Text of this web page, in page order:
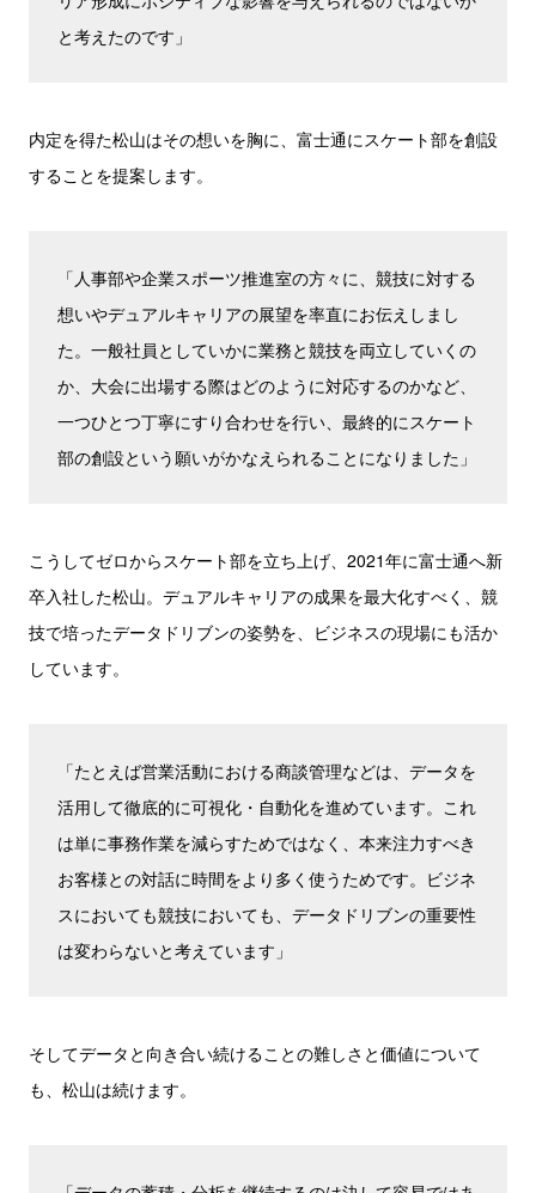
と考えたのです」
内定を得た松山はその想いを胸に、富士通にスケート部を創設
することを提案します。
「人事部や企業スポーツ推進室の方々に、競技に対する
想いやデュアルキャリアの展望を率直にお伝えしまし
た。一般社員としていかに業務と競技を両立していくの
か、大会に出場する際はどのように対応するのかなど、
一つひとつ丁寧にすり合わせを行い、最終的にスケート
部の創設という願いがかなえられることになりました」
こうしてゼロからスケート部を立ち上げ、2021年に富士通へ新
卒入社した松山。デュアルキャリアの成果を最大化すべく、競
技で培ったデータドリブンの姿勢を、ビジネスの現場にも活か
しています。
「たとえば営業活動における商談管理などは、データを
活用して徹底的に可視化・自動化を進めています。これ
は単に事務作業を減らすためではなく、本来注力すべき
お客様との対話に時間をより多く使うためです。ビジネ
スにおいても競技においても、データドリブンの重要性
は変わらないと考えています」
そしてデータと向き合い続けることの難しさと価値について
も、松山は続けます。